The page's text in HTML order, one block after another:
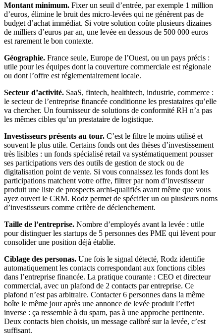
Montant minimum. Fixer un seuil d’entrée, par exemple 1 million
d’euros, élimine le bruit des micro-levées qui ne génèrent pas de
budget d’achat immédiat. Si votre solution coûte plusieurs dizaines
de milliers d’euros par an, une levée en dessous de 500 000 euros
est rarement le bon contexte.
Géographie. France seule, Europe de l’Ouest, ou un pays précis :
utile pour les équipes dont la couverture commerciale est régionale
ou dont l’offre est réglementairement locale.
Secteur d’activité. SaaS, fintech, healthtech, industrie, commerce :
le secteur de l’entreprise financée conditionne les prestataires qu’elle
va chercher. Un fournisseur de solutions de conformité RH n’a pas
les mêmes cibles qu’un prestataire de logistique.
Investisseurs présents au tour. C’est le filtre le moins utilisé et
souvent le plus utile. Certains fonds ont des thèses d’investissement
très lisibles : un fonds spécialisé retail va systématiquement pousser
ses participations vers des outils de gestion de stock ou de
digitalisation point de vente. Si vous connaissez les fonds dont les
participations matchent votre offre, filtrer par nom d’investisseur
produit une liste de prospects archi-qualifiés avant même que vous
ayez ouvert le CRM. Rodz permet de spécifier un ou plusieurs noms
d’investisseurs comme critère de déclenchement.
Taille de l’entreprise. Nombre d’employés avant la levée : utile
pour distinguer les startups de 5 personnes des PME qui lèvent pour
consolider une position déjà établie.
Ciblage des personas. Une fois le signal détecté, Rodz identifie
automatiquement les contacts correspondant aux fonctions cibles
dans l’entreprise financée. La pratique courante : CEO et directeur
commercial, avec un plafond de 2 contacts par entreprise. Ce
plafond n’est pas arbitraire. Contacter 6 personnes dans la même
boîte le même jour après une annonce de levée produit l’effet
inverse : ça ressemble à du spam, pas à une approche pertinente.
Deux contacts bien choisis, un message calibré sur la levée, c’est
suffisant.